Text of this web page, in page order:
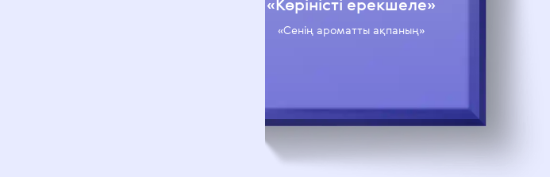
«Көріністі ерекшеле»
«Сенің ароматты ақпаның»